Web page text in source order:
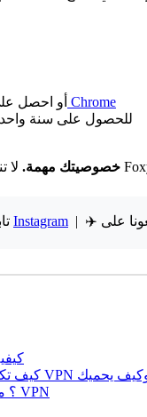
أو احصل ملحق Chrome
للحصول على سنة
خصوصيتك مهمة.
Instagram
ما هو بروتوكول VLESS؟ مستقبل تكنولوجيا VPN